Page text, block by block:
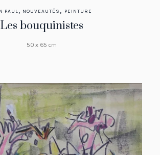
PAUL, NOUVEAUTÉS , PEINTURE
Les bouquinistes
50 x 65 cm